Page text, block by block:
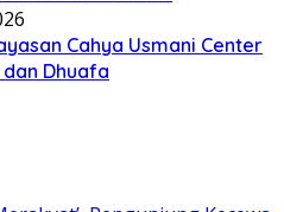
Cahya Usmani Center
Dhuafa